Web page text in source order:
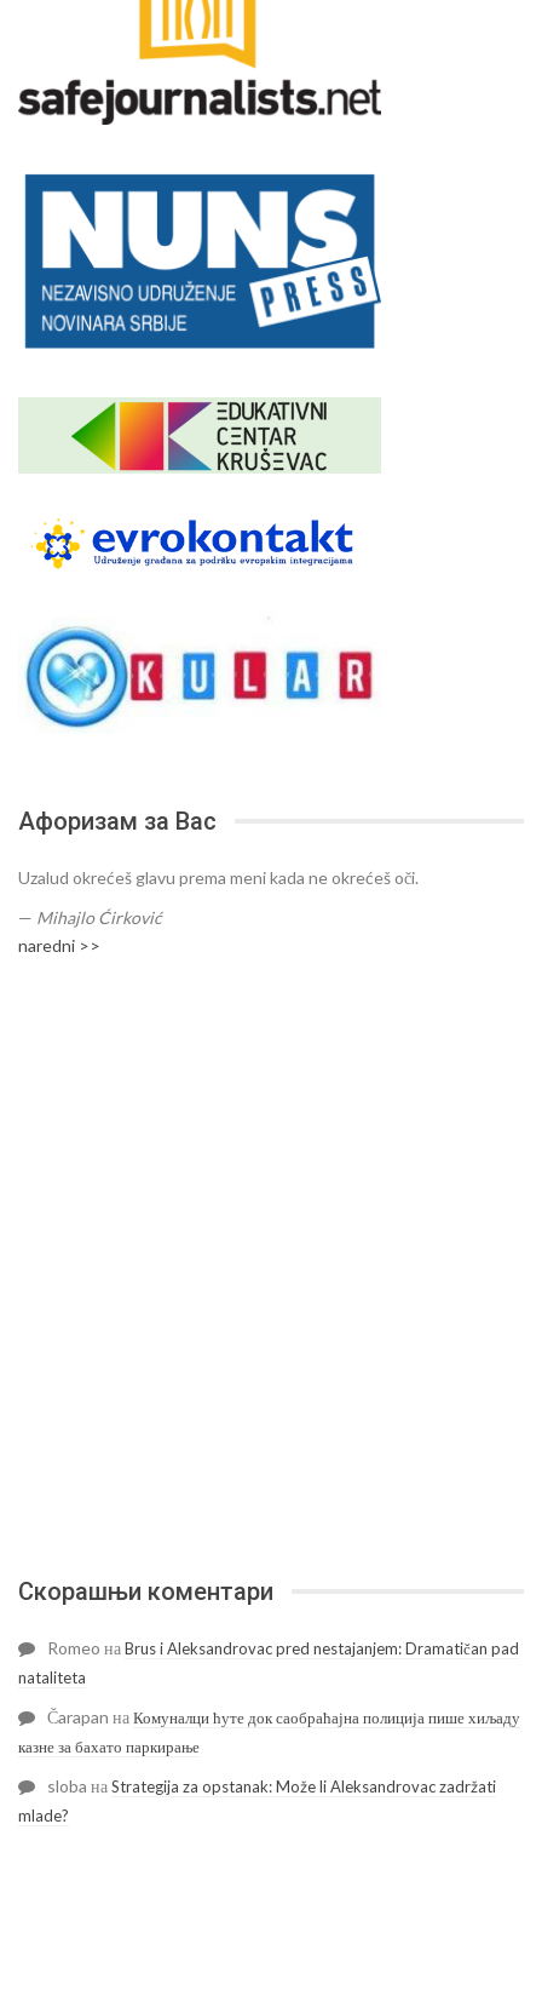
Афоризам за Вас
Uzalud okrećeš glavu prema meni kada ne okrećeš oči.
— Mihajlo Ćirković
naredni >>
Скорашњи коментари
Romeo наBrus i Aleksandrovac pred nestajanjem: Dramatičan pad
nataliteta
Čarapan наКомуналци ћуте док саобраћајна полиција пише хиљаду
казне за бахато паркирање
sloba наStrategija za opstanak: Može li Aleksandrovac zadržati
mlade?